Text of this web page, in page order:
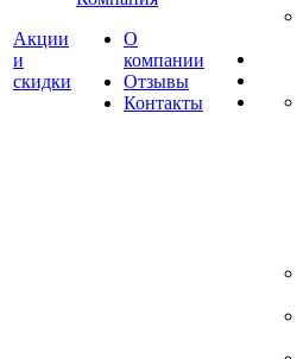
Акции
и
скидки
О
компании
Отзывы
Контакты